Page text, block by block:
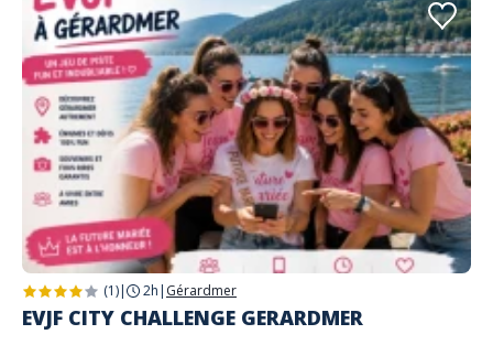
(1)| 2h | Gérardmer
EVJF CITY CHALLENGE GERARDMER